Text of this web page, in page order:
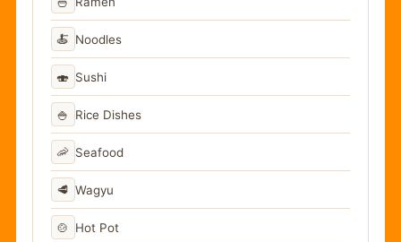
🍝 Noodles
🍣 Sushi
🍚 Rice Dishes
🦐 Seafood
🥩 Wagyu
🍲 Hot Pot